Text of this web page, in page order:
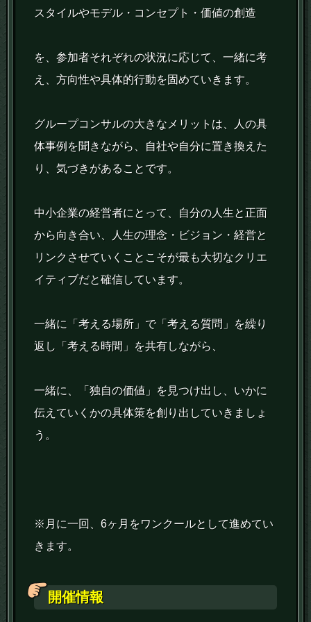
スタイルやモデル・コンセプト・価値の創造
を、参加者それぞれの状況に応じて、一緒に考
え、方向性や具体的行動を固めていきます。
グループコンサルの大きなメリットは、人の具
体事例を聞きながら、自社や自分に置き換えた
り、気づきがあることです。
中小企業の経営者にとって、自分の人生と正面
から向き合い、人生の理念・ビジョン・経営と
リンクさせていくことこそが最も大切なクリエ
イティブだと確信しています。
一緒に「考える場所」で「考える質問」を繰り
返し「考える時間」を共有しながら、
一緒に、「独自の価値」を見つけ出し、いかに
伝えていくかの具体策を創り出していきましょ
う。
※月に一回、6ヶ月をワンクールとして進めてい
きます。
開催情報